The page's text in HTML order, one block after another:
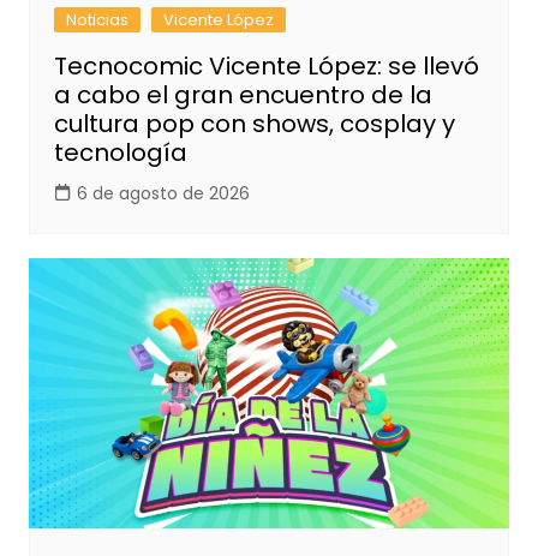
Noticias Vicente López
Tecnocomic Vicente López: se llevó
a cabo el gran encuentro de la
cultura pop con shows, cosplay y
tecnología
6 de agosto de 2026